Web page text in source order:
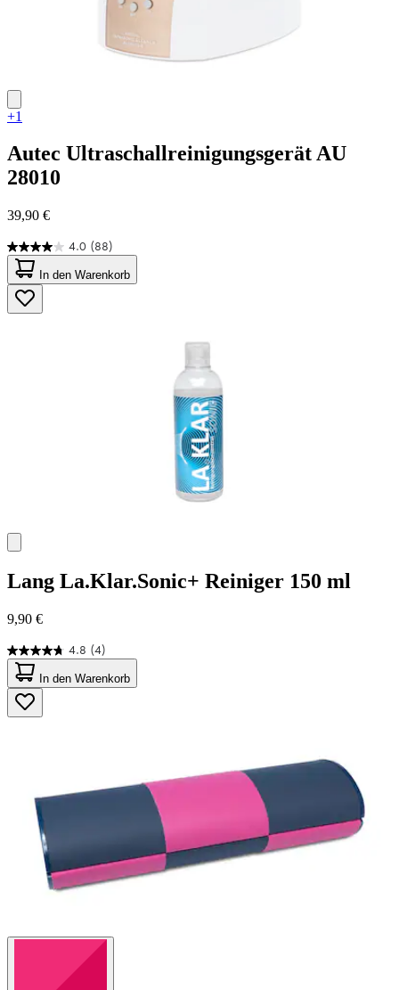
+1
Autec Ultraschallreinigungsgerät AU
28010
39,90 €
4.0 (88)
4.0
von
5
Sternen.
88
In den Warenkorb
Lang La.Klar.Sonic+ Reiniger 150 ml
9,90 €
4.8 (4)
4.8
von
5
Sternen.
4
In den Warenkorb